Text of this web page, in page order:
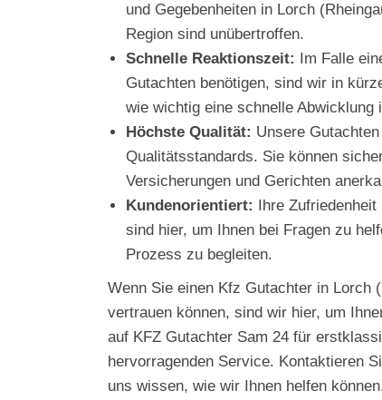
und Gegebenheiten in Lorch
Region sind unübertroffen.
Schnelle Reaktionszeit: Im Falle
Gutachten benötigen, sind wir in
wie wichtig eine schnelle Abwicklung
Höchste Qualität: Unsere
Qualitätsstandards. Sie können
Versicherungen und Gerichten
Kundenorientiert: Ihre
sind hier, um Ihnen bei Fragen zu
Prozess zu begleiten.
Wenn Sie einen Kfz Gutachter in Lorch
vertrauen können, sind wir hier, um
auf KFZ Gutachter Sam 24 für
hervorragenden Service. Kontaktieren
uns wissen, wie wir Ihnen helfen